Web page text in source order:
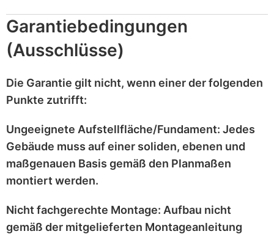
Garantiebedingungen
(Ausschlüsse)
Die Garantie gilt nicht, wenn einer der folgenden
Punkte zutrifft:
Ungeeignete Aufstellfläche/Fundament: Jedes
Gebäude muss auf einer soliden, ebenen und
maßgenauen Basis gemäß den Planmaßen
montiert werden.
Nicht fachgerechte Montage: Aufbau nicht
gemäß der mitgelieferten Montageanleitung